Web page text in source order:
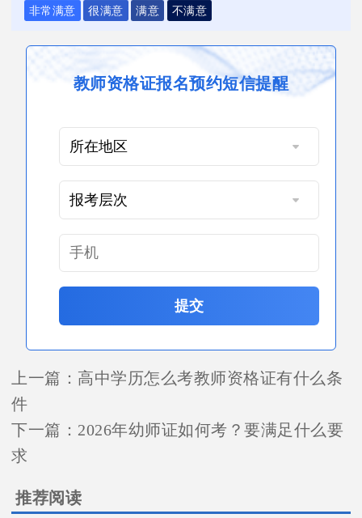
非常满意 很满意 满意 不满意
教师资格证报名预约短信提醒
提交
上一篇： 高中学历怎么考教师资格证有什么条
件
下一篇： 2026年幼师证如何考？要满足什么要
求
推荐阅读